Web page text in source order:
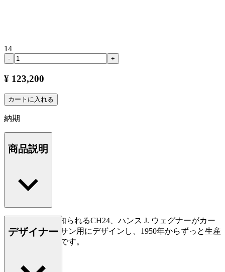
14
- +
¥ 123,200
カートに入れる
納期
商品説明
Yチェアとして知られるCH24、ハンス J. ウェグナーがカー
ル・ハンセン＆サン用にデザインし、1950年からずっと生産
されている名作です。
デザイナー